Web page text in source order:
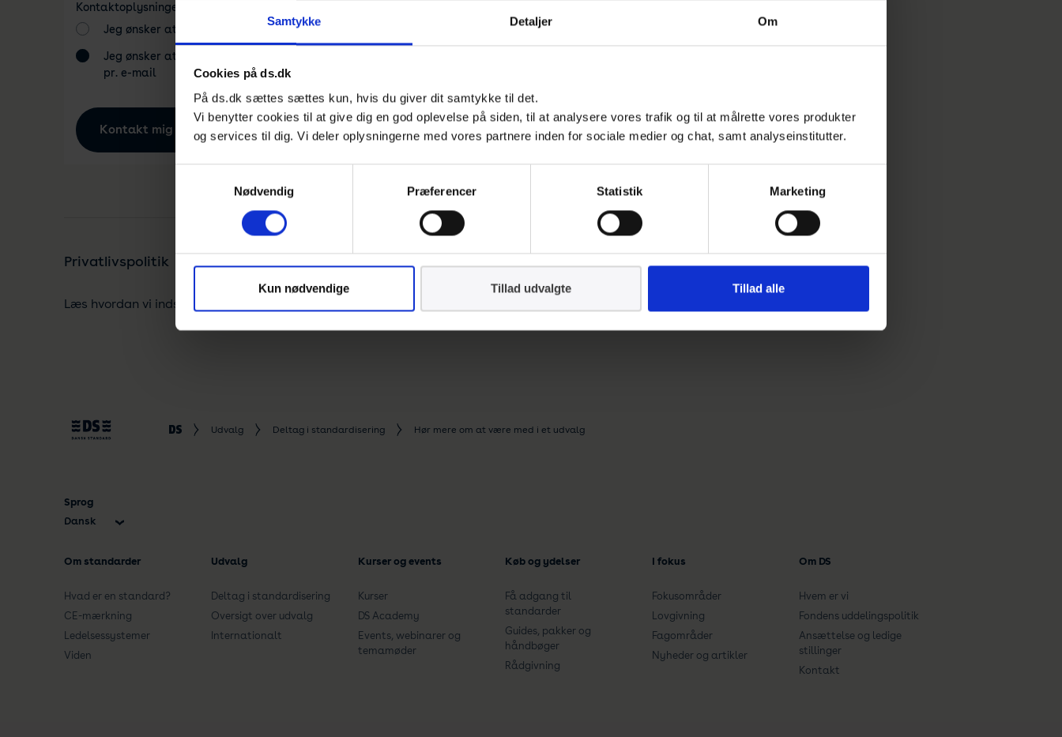
Samtykke Detaljer Om
Cookies på ds.dk
På ds.dk sættes sættes kun, hvis du giver dit samtykke til det.
Vi benytter cookies til at give dig en god oplevelse på siden, til at analysere vores trafik og til at målrette vores produkter
og services til dig. Vi deler oplysningerne med vores partnere inden for sociale medier og chat, samt analyseinstitutter.
Nødvendig
Præferencer Statistik Marketing
Kun nødvendige Tillad udvalgte Tillad alle
Kontaktoplysninger*
Jeg ønsker at blive ringet op
Jeg ønsker at blive kontaktet
pr. e-mail
mine oplysninger
Privatlivspolitik
Læs hvordan vi indsamler og behandler data i vores
Udvalg Deltag i standardisering Hør mere om at være med i et udvalg
Sprog
Dansk
Om standarder
Hvad er en standard?
CE-mærkning
Ledelsessystemer
Viden
Udvalg
Deltag i standardisering
Oversigt over udvalg
Internationalt
Kurser og events
Kurser
DS Academy
Events, webinarer og
temamøder
Køb og ydelser
Få adgang til
standarder
Guides, pakker og
håndbøger
Rådgivning
I fokus
Fokusområder
Lovgivning
Fagområder
Nyheder og artikler
Om DS
Hvem er vi
Fondens uddelingspolitik
Ansættelse og ledige
stillinger
Kontakt